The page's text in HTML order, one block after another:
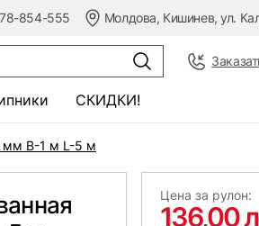
854-555 Молдова, Кишинев, ул.
СКИДКИ!
мм B-1 м L-5 м
Цена за рулон:
136,00